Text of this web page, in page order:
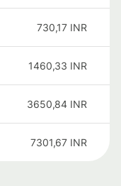
730,17 INR
1460,33 INR
3650,84 INR
7301,67 INR